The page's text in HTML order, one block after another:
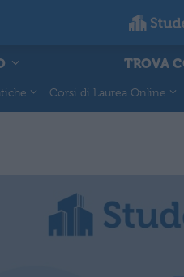
TROVA
Corsi di Laurea Online